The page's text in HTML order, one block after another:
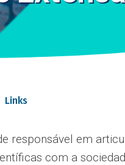
Links
responsável em
com a